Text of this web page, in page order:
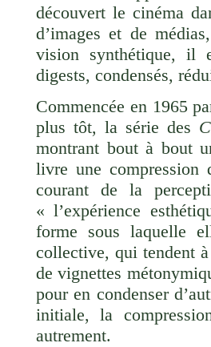
découvert le cinéma
d’images et de
vision synthétique, il
digests, condensés,
Commencée en 1965
plus tôt, la série des
montrant bout à bout
livre une compression
courant de la
« l’expérience
forme sous laquelle
collective, qui tendent
de vignettes
pour en condenser
initiale, la
autrement.